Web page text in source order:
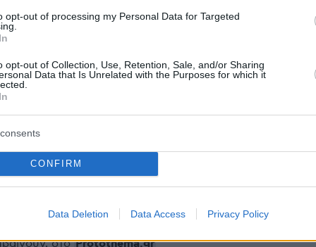
opt-out of processing my Personal Data for Targeted
opt-out of Collection, Use, Retention, Sale, and/or Sharing
Data that Is Unrelated with the Purposes for which it
CONFIRM
Data Deletion Data Access Privacy Policy
υγείας και ισχυρίστηκε ότι είχε
μόλις
πριν αποχωρήσει
όπου βρισκόταν. Σχετικά με την κατηγορία
, υποστήριξε ότι δεν είχε σκοπό να
έτρεξε
αμέσως μετά.
protothema.gr στο Google News
στοProtothema.gr